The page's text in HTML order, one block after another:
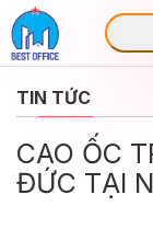
TIN TỨC
CAO ỐC
ĐỨC TẠI